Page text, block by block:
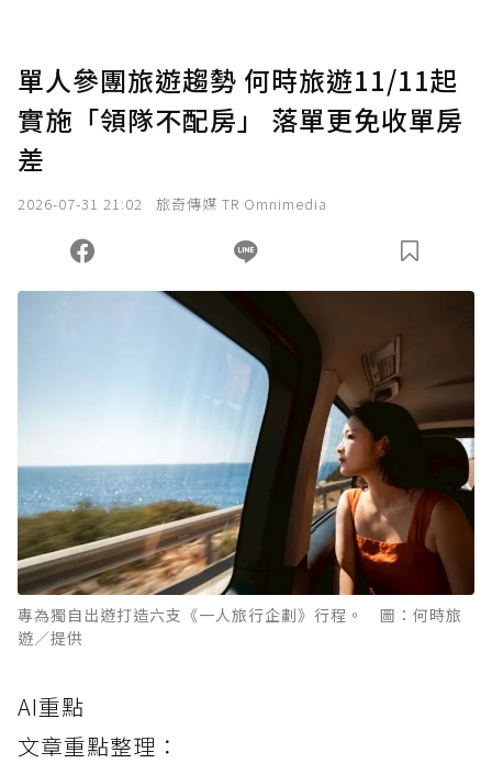
單人參團旅遊趨勢 何時旅遊11/11起
實施「領隊不配房」 落單更免收單房
差
2026-07-31 21:02 旅奇傳媒 TR Omnimedia
專為獨自出遊打造六支《一人旅行企劃》行程。 圖：何時旅
遊／提供
AI重點
文章重點整理：